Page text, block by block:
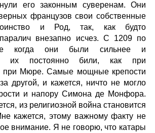
его законным суверенам. Они
французов свои собственные
и Род, так, как будто
внезапно исчез. С 1209 по
когда они были сильнее и
их постоянно били, как при
при Мюре. Самые мощные крепости
другой, и кажется, ничто не могло
и напору Симона де Монфора.
из религиозной война становится
кажется, этому важному факту не
внимание. Я не говорю, что катары